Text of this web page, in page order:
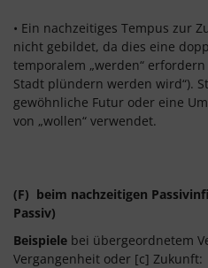
• Ein nachzeitiges Tempus zur
nicht gebildet, da dies eine
temporalem „werden“
Stadt plündern werden wird“).
gewöhnliche Futur oder eine
von „wollen“ verwendet.
(F) beim nachzeitigen
Passiv)
Beispiele bei übergeordnetem
Vergangenheit oder [c] Zukunft: